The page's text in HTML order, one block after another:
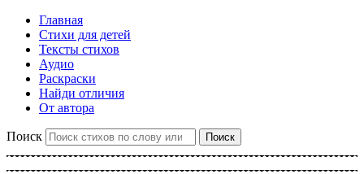
Главная
Стихи для детей
Тексты стихов
Аудио
Раскраски
Найди отличия
От автора
Поиск Поиск